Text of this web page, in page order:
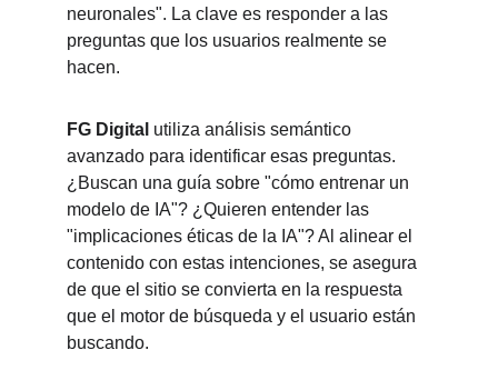
neuronales". La clave es responder a las
preguntas que los usuarios realmente se
hacen.
FG Digital utiliza análisis semántico
avanzado para identificar esas preguntas.
¿Buscan una guía sobre "cómo entrenar un
modelo de IA"? ¿Quieren entender las
"implicaciones éticas de la IA"? Al alinear el
contenido con estas intenciones, se asegura
de que el sitio se convierta en la respuesta
que el motor de búsqueda y el usuario están
buscando.